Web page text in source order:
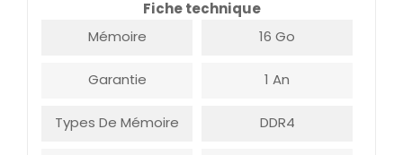
Fiche technique
Mémoire
16 Go
Garantie 1 An
Types De Mémoire DDR4